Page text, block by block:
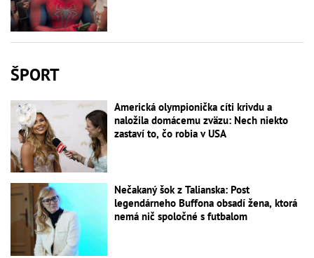
ŠPORT
Americká olympionička cíti krivdu a
naložila domácemu zväzu: Nech niekto
zastaví to, čo robia v USA
Nečakaný šok z Talianska: Post
legendárneho Buffona obsadí žena, ktorá
nemá nič spoločné s futbalom